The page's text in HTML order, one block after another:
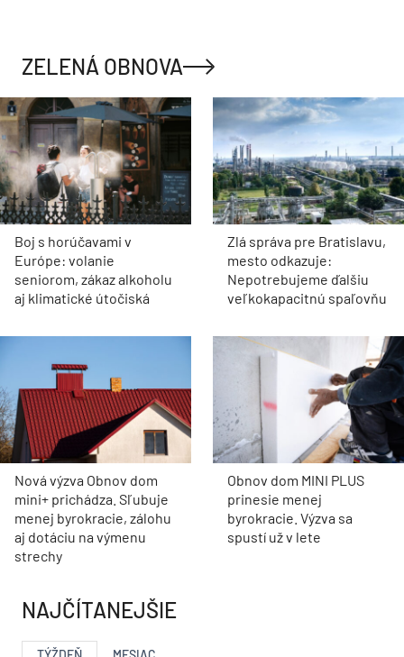
ZELENÁ OBNOVA
Boj s horúčavami v
Európe: volanie
seniorom, zákaz alkoholu
aj klimatické útočiská
Zlá správa pre Bratislavu,
mesto odkazuje:
Nepotrebujeme ďalšiu
veľkokapacitnú spaľovňu
Nová výzva Obnov dom
mini+ prichádza. Sľubuje
menej byrokracie, zálohu
aj dotáciu na výmenu
strechy
Obnov dom MINI PLUS
prinesie menej
byrokracie. Výzva sa
spustí už v lete
NAJČÍTANEJŠIE